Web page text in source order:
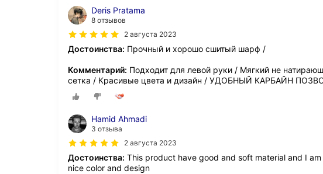
Deris Pratama
8 отзывов
2 августа 2023
Достоинства: Прочный и хорошо сшитый шарф /
Комментарий: Подходит для левой руки / Мягкий не
сетка / Красивые цвета и дизайн / УДОБНЫЙ КАРБАЙН
Hamid Ahmadi
3 отзыва
2 августа 2023
Достоинства: This product have good and soft material and I
nice color and design